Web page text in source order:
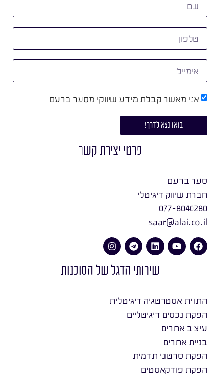
אני מאשר קבלת מידע שיווקי מסער ברעם
בואו נצא לדרך!
פרטי יצירת קשר
סער ברעם
חברת שיווק דיגיטלי
077-8040280
saar@alai.co.il
שירותי הדגל של הסוכנות
התווית אסטרטגיה דיגיטלית
הפקת נכסים דיגיטליים
עיצוב אתרים
בניית אתרים
הפקת סרטוני תדמית
הפקת פודקאסטים